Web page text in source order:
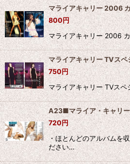
マライアキャリー 2006
800円
マライアキャリー 2006
マライアキャリー TVス
750円
マライアキャリー TVス
A23■マライア・キャリ
720円
・ほとんどのアルバムを
ださい…